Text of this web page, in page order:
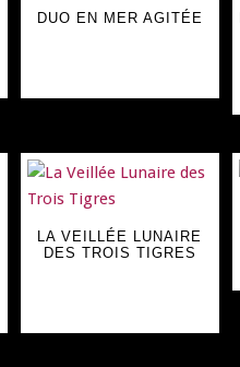
DUO EN MER AGITÉE
LA VEILLÉE LUNAIRE
DES TROIS TIGRES